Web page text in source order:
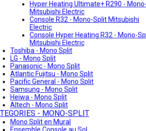
Hyper Heating Ultimate+ R290 -
Mitsubishi Electric
Console R32 - Mono-Split Mitsubishi
Electric
Console Hyper Heating R32 - Mono-
Mitsubishi Electric
Toshiba - Mono Split
LG - Mono Split
Panasonic - Mono Split
Atlantic Fujitsu - Mono Split
Pacific General - Mono Split
Samsung - Mono Split
Heiwa - Mono Split
Altech - Mono Split
- MONO-SPLIT
Mono Split en Mural